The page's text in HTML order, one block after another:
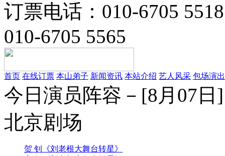
订票电话：010-6705 5518
010-6705 5565
首页 在线订票 本山弟子 新闻资讯 本站介绍 艺人风采 包场演
今日演员阵容－[8月07日]
北京剧场
贺 钊
《刘老根大舞台转星》